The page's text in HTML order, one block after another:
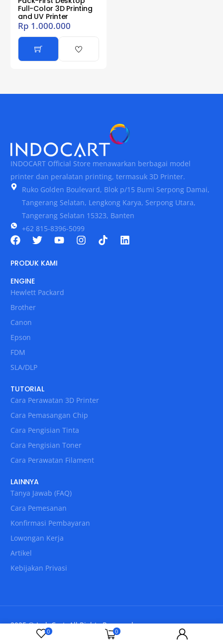
0 0
Full-Color 3D Printing
and UV Printer
Rp 1.000.000
INDOCART Official Store menawarkan berbagai model
printer dan peralatan printing, termasuk 3D Printer.
Ruko Golden Boulevard, Blok p/15 Bumi Serpong Damai,
Tangerang Selatan, Lengkong Karya, Serpong Utara,
Tangerang Selatan 15323, Banten
+62 815-8396-5099
PRODUK KAMI
ENGINE
Hewlett Packard
Brother
Canon
Epson
FDM
SLA/DLP
TUTORIAL
Cara Perawatan 3D Printer
Cara Pemasangan Chip
Cara Pengisian Tinta
Cara Pengisian Toner
Cara Perawatan Filament
LAINNYA
Tanya Jawab (FAQ)
Cara Pemesanan
Konfirmasi Pembayaran
Lowongan Kerja
Artikel
Kebijakan Privasi
2025 © IndoCart. All Rights Reserved.